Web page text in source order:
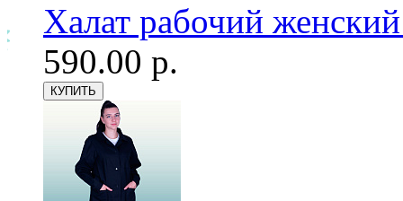
Халат рабочий
590.00 р.